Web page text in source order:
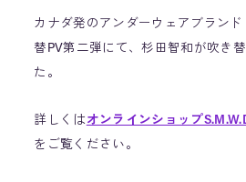
カナダ発のアンダーウェアブランド
替PV第二弾にて、杉田智和が吹き
た。
詳しくはオンラインショップ
をご覧ください。